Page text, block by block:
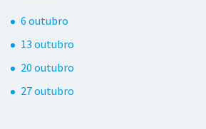
6 outubro
13 outubro
20 outubro
27 outubro